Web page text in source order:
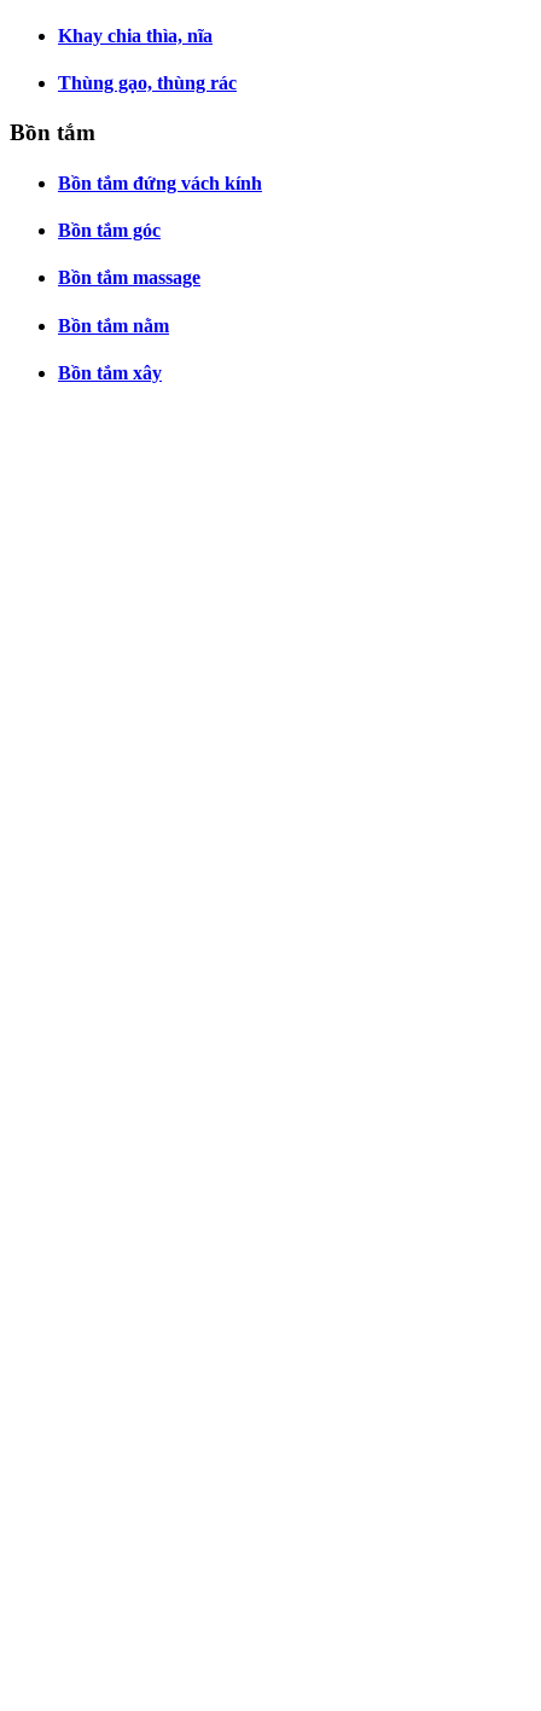
Khay chia thìa, nĩa
Thùng gạo, thùng rác
Bồn tắm
Bồn tắm đứng vách kính
Bồn tắm góc
Bồn tắm massage
Bồn tắm nằm
Bồn tắm xây